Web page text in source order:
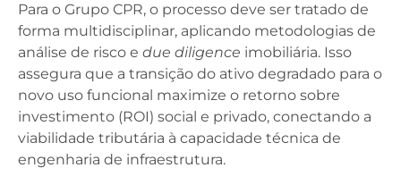
Para o Grupo CPR, o processo deve ser tratado de
forma multidisciplinar, aplicando metodologias de
análise de risco e due diligence imobiliária. Isso
assegura que a transição do ativo degradado para o
novo uso funcional maximize o retorno sobre
investimento (ROI) social e privado, conectando a
viabilidade tributária à capacidade técnica de
engenharia de infraestrutura.